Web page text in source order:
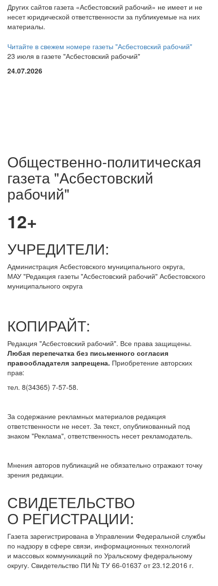
Других сайтов газета «Асбестовский рабочий» не имеет и не
несет юридической ответственности за публикуемые на них
материалы.
Читайте в свежем номере газеты "Асбестовский рабочий"
23 июля в газете "Асбестовский рабочий"
24.07.2026
Общественно-политическая
газета "Асбестовский
рабочий"
12+
УЧРЕДИТЕЛИ:
Администрация Асбестовского муниципального округа,
МАУ"Редакция газеты "Асбестовский рабочий" Асбестовского
муниципального округа
КОПИРАЙТ:
Редакция "Асбестовский рабочий". Все права защищены.
Любая перепечатка без письменного согласия
правообладателя запрещена. Приобретение авторских
прав:
тел. 8(34365) 7-57-58.
За содержание рекламных материалов редакция
ответственности не несет. За текст, опубликованный под
знаком "Реклама", ответственность несет рекламодатель.
Мнения авторов публикаций не обязательно отражают точку
зрения редакции.
СВИДЕТЕЛЬСТВО
О РЕГИСТРАЦИИ:
Газета зарегистрирована в Управлении Федеральной службы
по надзору в сфере связи, информационных технологий
и массовых коммуникаций по Уральскому федеральному
округу. Свидетельство ПИ № ТУ 66-01637 от 23.12.2016 г.